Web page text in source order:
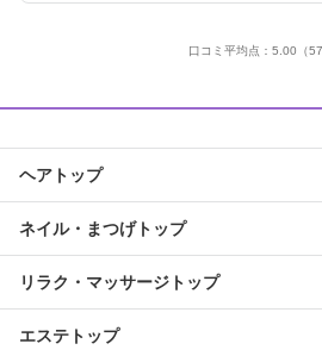
口コミ平均点： 5.00 （
ヘアトップ
ネイル・まつげトップ
リラク・マッサージトップ
エステトップ